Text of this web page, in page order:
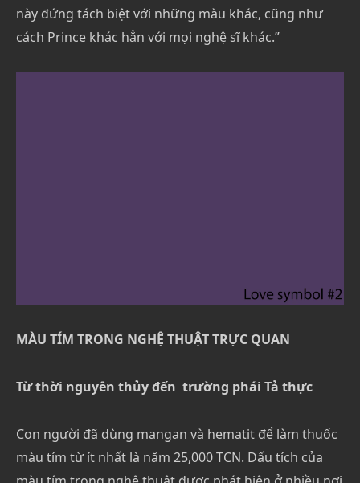
này đứng tách biệt với những màu khác, cũng như
cách Prince khác hẳn với mọi nghệ sĩ khác.”
MÀU TÍM TRONG NGHỆ THUẬT TRỰC QUAN
Từ thời nguyên thủy đến trường phái Tả thực
Con người đã dùng mangan và hematit để làm thuốc
màu tím từ ít nhất là năm 25,000 TCN. Dấu tích của